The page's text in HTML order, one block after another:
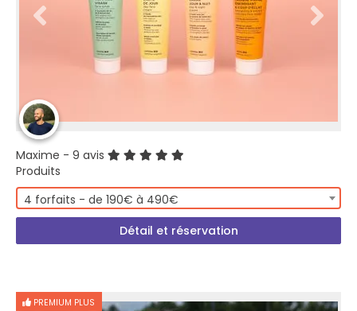
Maxime - 9 avis
Produits
4 forfaits - de 190€ à 490€
Détail et réservation
PREMIUM PLUS